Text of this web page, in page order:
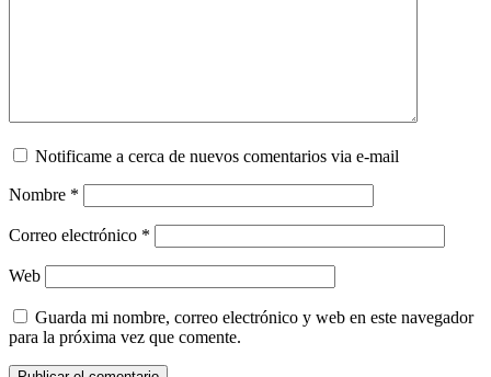
Notificame a cerca de nuevos comentarios via e-mail
Nombre *
Correo electrónico *
Web
Guarda mi nombre, correo electrónico y web en este navegador
para la próxima vez que comente.